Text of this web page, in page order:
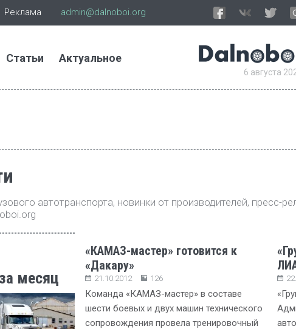
Реклама admin@dalnoboi.org
Статьи Актуальное
6 августа
автотранспорта, новинки от производителей, пресс-
месяц
«КАМАЗ-мастер» готовится к
«Дакару»
21.10.2012 126
Команда «КАМАЗ-мастер» в составе
шести боевых и двух машин технического
сопровождения провела тренировочный